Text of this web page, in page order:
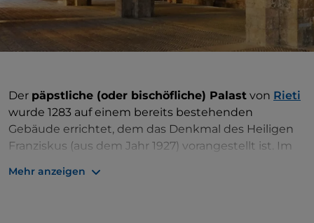
Der päpstliche (oder bischöfliche) Palast von Rieti
wurde 1283 auf einem bereits bestehenden
Gebäude errichtet, dem das Denkmal des Heiligen
Franziskus (aus dem Jahr 1927) vorangestellt ist. Im
malerischen gotischen Gewölbe des
Mehr anzeigen